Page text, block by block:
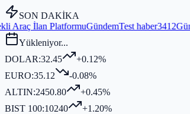
SON DAKİKA
GündemTest haber3412GündemPara toplayıp
Yükleniyor...
DOLAR:32.45
+0.12%
EURO:35.12
-0.08%
ALTIN:2450.80
+0.45%
BIST 100:10240 +1.20%